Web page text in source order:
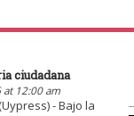
ciudadana
at 12:00 am
- Bajo la